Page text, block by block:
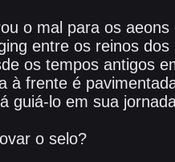
o mal para os aeons
entre os reinos dos
os tempos antigos
à frente é
guiá-lo em sua
o selo?